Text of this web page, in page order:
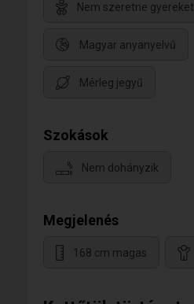
Nem szeretne gyereket
Magyar anyanyelvű
Mérleg jegyű
Szokások
Nem dohányzik
Megjelenés
168 cm magas